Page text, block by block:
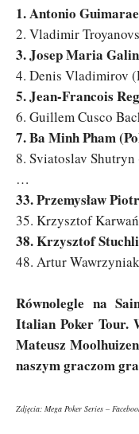
1. Antonio
2. Vladimir
3. Josep Maria
4. Denis Vladimirov
5. Jean-Francois
6. Guillem Cusco
7. Ba Minh Pham
8. Sviatoslav
…
33. Przemysław
35. Krzysztof
38. Krzysztof
48. Artur
Równolegle na
Italian Poker Tour.
Mateusz
naszym graczom
Zdjęcia: Mega Poker Series –